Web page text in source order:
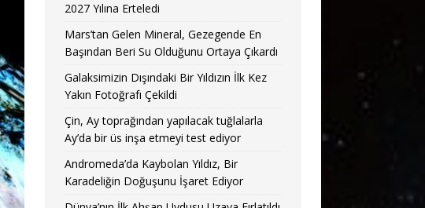
2027 Yılına Erteledi
Mars’tan Gelen Mineral, Gezegende En
Başından Beri Su Olduğunu Ortaya Çıkardı
Galaksimizin Dışındaki Bir Yıldızın İlk Kez
Yakın Fotoğrafı Çekildi
Çin, Ay toprağından yapılacak tuğlalarla
Ay’da bir üs inşa etmeyi test ediyor
Andromeda’da Kaybolan Yıldız, Bir
Karadeliğin Doğuşunu İşaret Ediyor